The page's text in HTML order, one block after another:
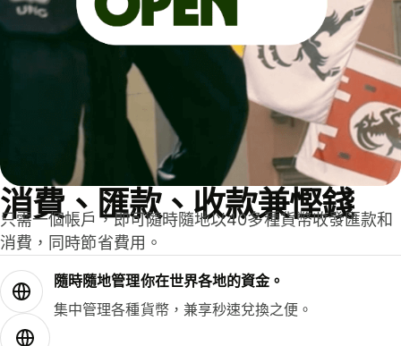
消費、匯款、收款兼慳錢
只需一個帳戶，即可隨時隨地以40多種貨幣收發匯款和
消費，同時節省費用。
隨時隨地管理你在世界各地的資金。
集中管理各種貨幣，兼享秒速兌換之便。